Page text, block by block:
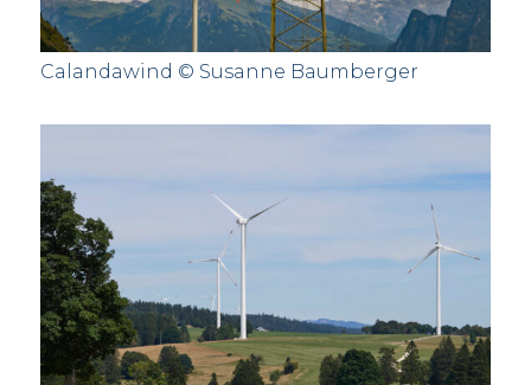
Calandawind © Susanne Baumberger